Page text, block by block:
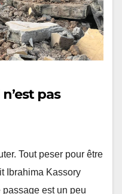
pas
Tout peser pour être
Ibrahima Kassory
est un peu